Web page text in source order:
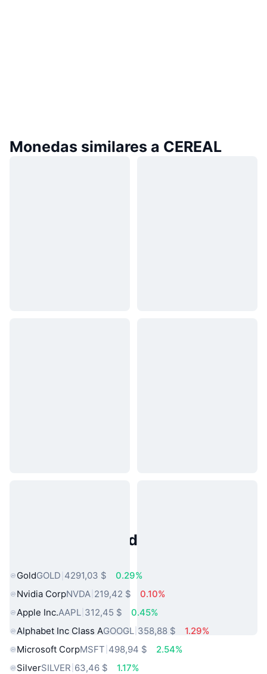
Monedas similares a CEREAL
Activos del Mundo Real
GoldGOLD 4291,03 $
0.29%
Nvidia CorpNVDA 219,42 $
0.10%
Apple Inc.AAPL 312,45 $
0.45%
Alphabet Inc Class AGOOGL 358,88 $
1.29%
Microsoft CorpMSFT 498,94 $
2.54%
SilverSILVER 63,46 $
1.17%